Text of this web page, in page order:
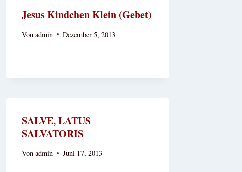
Jesus Kindchen Klein (Gebet)
Von admin Dezember 5, 2013
SALVE, LATUS
SALVATORIS
Von admin Juni 17, 2013